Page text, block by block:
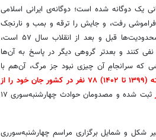
یک دوگانه شده است؛ دوگانه‌ی ایرانی اسلامی
رفت، و جایش را ترقه و بمب و نارنجک
گرفت. برخی کارشناس‌ها معتقدند یکی از دلایل این تغییر اعمال محدودیت‌ها قبل و بعد از انقلاب سال ۵۷ است،
کنند و بعدتر گروهی دیگر در پاسخ به‌ آن‌ها
که سرانجامِ آن چیزی نبود جز مرگ، آن‌هم با
در حوادث چهارشنبه‌سوری چهار سال گذشته (۱۳۹۹ تا ۱۴۰۲) ۷۸ نفر در کشور جان خود را از
ثبت شده و مصدومان حوادث چهارشنبه‌سوری ۱۷
شکل و شمایل برگزاری مراسم چهارشنبه‌سورری